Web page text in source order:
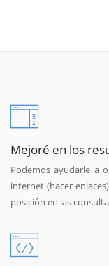
Mejoré en los
Podemos ayudarle a
internet (hacer
posición en las